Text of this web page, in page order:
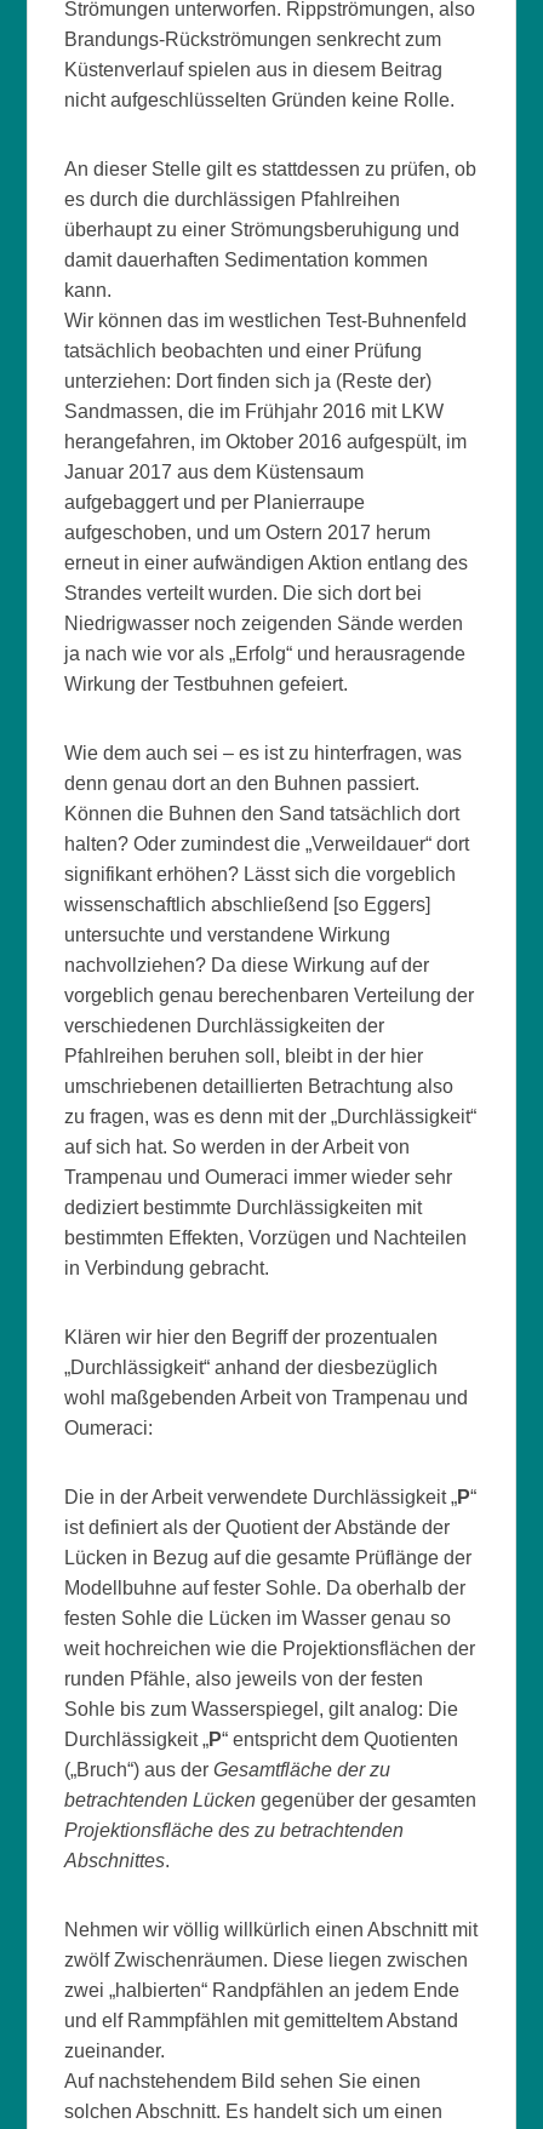
Strömungen unterworfen. Rippströmungen, also
Brandungs-Rückströmungen senkrecht zum
Küstenverlauf spielen aus in diesem Beitrag
nicht aufgeschlüsselten Gründen keine Rolle.
An dieser Stelle gilt es stattdessen zu prüfen, ob
es durch die durchlässigen Pfahlreihen
überhaupt zu einer Strömungsberuhigung und
damit dauerhaften Sedimentation kommen
kann.
Wir können das im westlichen Test-Buhnenfeld
tatsächlich beobachten und einer Prüfung
unterziehen: Dort finden sich ja (Reste der)
Sandmassen, die im Frühjahr 2016 mit LKW
herangefahren, im Oktober 2016 aufgespült, im
Januar 2017 aus dem Küstensaum
aufgebaggert und per Planierraupe
aufgeschoben, und um Ostern 2017 herum
erneut in einer aufwändigen Aktion entlang des
Strandes verteilt wurden. Die sich dort bei
Niedrigwasser noch zeigenden Sände werden
ja nach wie vor als „Erfolg“ und herausragende
Wirkung der Testbuhnen gefeiert.
Wie dem auch sei – es ist zu hinterfragen, was
denn genau dort an den Buhnen passiert.
Können die Buhnen den Sand tatsächlich dort
halten? Oder zumindest die „Verweildauer“ dort
signifikant erhöhen? Lässt sich die vorgeblich
wissenschaftlich abschließend [so Eggers]
untersuchte und verstandene Wirkung
nachvollziehen? Da diese Wirkung auf der
vorgeblich genau berechenbaren Verteilung der
verschiedenen Durchlässigkeiten der
Pfahlreihen beruhen soll, bleibt in der hier
umschriebenen detaillierten Betrachtung also
zu fragen, was es denn mit der „Durchlässigkeit“
auf sich hat. So werden in der Arbeit von
Trampenau und Oumeraci immer wieder sehr
dediziert bestimmte Durchlässigkeiten mit
bestimmten Effekten, Vorzügen und Nachteilen
in Verbindung gebracht.
Klären wir hier den Begriff der prozentualen
„Durchlässigkeit“ anhand der diesbezüglich
wohl maßgebenden Arbeit von Trampenau und
Oumeraci:
Die in der Arbeit verwendete Durchlässigkeit „P“
ist definiert als der Quotient der Abstände der
Lücken in Bezug auf die gesamte Prüflänge der
Modellbuhne auf fester Sohle. Da oberhalb der
festen Sohle die Lücken im Wasser genau so
weit hochreichen wie die Projektionsflächen der
runden Pfähle, also jeweils von der festen
Sohle bis zum Wasserspiegel, gilt analog: Die
Durchlässigkeit „P“ entspricht dem Quotienten
(„Bruch“) aus derGesamtfläche der zu
betrachtenden Lücken gegenüber der gesamten
Projektionsfläche des zu betrachtenden
Abschnittes.
Nehmen wir völlig willkürlich einen Abschnitt mit
zwölf Zwischenräumen. Diese liegen zwischen
zwei „halbierten“ Randpfählen an jedem Ende
und elf Rammpfählen mit gemitteltem Abstand
zueinander.
Auf nachstehendem Bild sehen Sie einen
solchen Abschnitt. Es handelt sich um einen